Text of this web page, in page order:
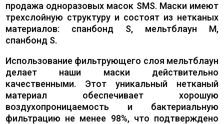
продажа одноразовых масок SMS. Маски имеют
трехслойную структуру и состоят из нетканых
материалов: спанбонд S, мельтблаун M,
спанбонд S.
Использование фильтрующего слоя мельтблаун
делает наши маски действительно
качественными. Этот уникальный нетканый
материал обеспечивает хорошую
воздухопроницаемость и бактериальную
фильтрацию не менее 98%, что подтверждено